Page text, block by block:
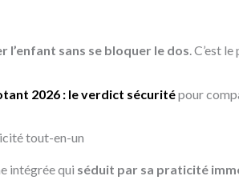
sans se bloquer le dos. C’est
2026 : le verdict sécuritépour
tout-en-un
intégrée qui séduit par sa praticité